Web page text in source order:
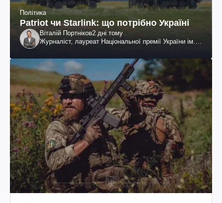
Політика
Patriot чи Starlink: що потрібно Україні
Віталій Портніков2 дні тому
Журналіст, лауреат Національної премії України ім.